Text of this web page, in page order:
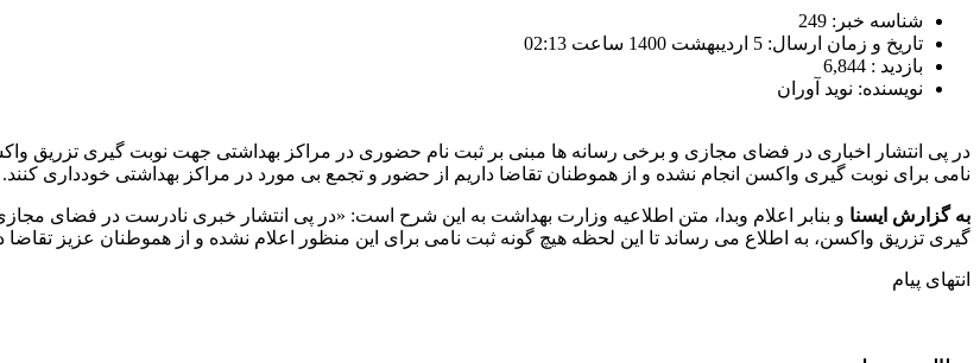
شناسه خبر: 249
تاریخ و زمان ارسال: 5 اردیبهشت 1400 ساعت 02:13
بازدید : 6,844
نویسنده: نوید آوران
در پی انتشار اخباری در فضای مجازی و برخی رسانه ها مبنی بر ثبت نام حضوری در مراکز بهداشتی جهت نوبت گیری تزریق
نامی برای نوبت گیری واکسن انجام نشده و از هموطنان تقاضا داریم از حضور و تجمع بی مورد در مراکز بهداشتی خودداری کنند.
به گزارش ایسنا و بنابر اعلام وبدا، متن اطلاعیه وزارت بهداشت به این شرح است: «در پی انتشار خبری نادرست در فضای
گیری تزریق واکسن، به اطلاع می رساند تا این لحظه هیچ گونه ثبت نامی برای این منظور اعلام نشده و از هموطنان عزیز
انتهای پیام